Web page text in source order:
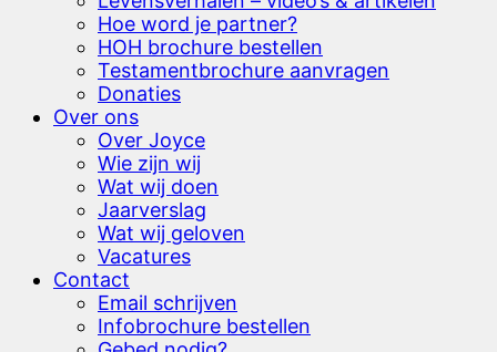
Hoe word je partner?
HOH brochure bestellen
Testamentbrochure aanvragen
Donaties
Over ons
Over Joyce
Wie zijn wij
Wat wij doen
Jaarverslag
Wat wij geloven
Vacatures
Contact
Email schrijven
Infobrochure bestellen